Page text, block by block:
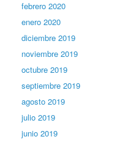
febrero 2020
enero 2020
diciembre 2019
noviembre 2019
octubre 2019
septiembre 2019
agosto 2019
julio 2019
junio 2019